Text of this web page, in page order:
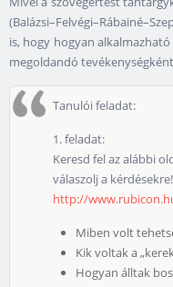
is, hogy hogyan
megoldandó
Tanulói feladat:
1. feladat:
Keresd fel az alábbi
válaszolj a kérdésekre!
http://
Miben volt
Kik voltak a
Hogyan álltak